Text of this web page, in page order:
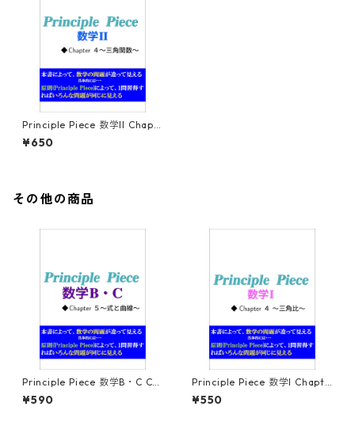
Principle Piece 数学II Chapt
er4～三角関数～
¥650
その他の商品
Principle Piece 数学B・C Ch
apter5～式と曲線～
¥590
Principle Piece 数学I Chapte
r4～三角比～
¥550